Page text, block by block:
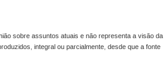
sobre assuntos atuais e não representa a visão da
integral ou parcialmente, desde que a fonte